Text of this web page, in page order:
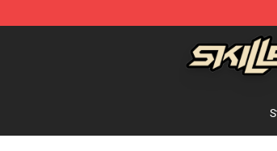
Skillet Shop - Official Skillet